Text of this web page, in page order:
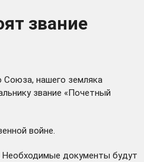
звание
Союза, нашего земляка
звание «Почетный
войне.
Необходимые документы будут